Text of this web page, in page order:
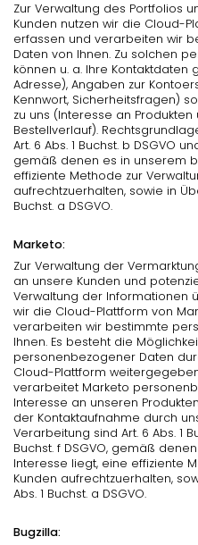
Zur Verwaltung des Portfolios
Kunden nutzen wir die Cloud-
erfassen und verarbeiten wir
Daten von Ihnen. Zu solchen
können u. a. Ihre Kontaktdaten
Adresse), Angaben zur
Kennwort, Sicherheitsfragen)
zu uns (Interesse an
Bestellverlauf).
Art. 6 Abs. 1 Buchst. b DSGVO
gemäß denen es in unserem
effiziente Methode zur
aufrechtzuerhalten, sowie in
Buchst. a DSGVO.
Marketo:
Zur Verwaltung der
an unsere Kunden und
Verwaltung der Informationen
wir die Cloud-Plattform von
verarbeiten wir bestimmte
Ihnen. Es besteht die
personenbezogener Daten
Cloud-Plattform
verarbeitet Marketo
Interesse an unseren
der Kontaktaufnahme durch
Verarbeitung sind Art. 6 Abs. 1
Buchst. f DSGVO, gemäß
Interesse liegt, eine effiziente
Kunden aufrechtzuerhalten,
Abs. 1 Buchst. a DSGVO.
Bugzilla: